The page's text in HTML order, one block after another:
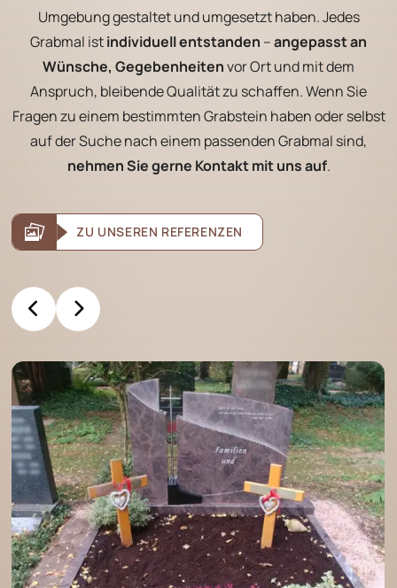
Umgebung gestaltet und umgesetzt haben. Jedes
Grabmal istindividuell entstanden –angepasst an
Wünsche, Gegebenheitenvor Ort und mit dem
Anspruch, bleibende Qualität zu schaffen. Wenn Sie
Fragen zu einem bestimmten Grabstein haben oder selbst
auf der Suche nach einem passenden Grabmal sind,
nehmen Sie gerne Kontakt mit uns auf.
ZU UNSEREN REFERENZEN